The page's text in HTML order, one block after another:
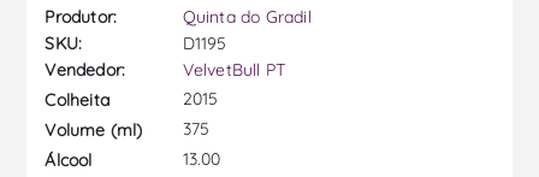
Produtor:
Quinta do Gradil
SKU:
D1195
Vendedor:
VelvetBull PT
Colheita
2015
Volume (ml)
375
Álcool
13.00